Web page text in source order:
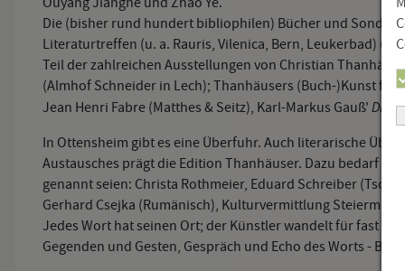
Die (bisher rund hundert bibliophilen) Bücher und
Literaturtreffen (u. a. Rauris, Vilenica, Bern, Leukerbad)
Teil der zahlreichen Ausstellungen von Christian
(Almhof Schneider in Lech); Thanhäusers (Buch-)Kunst
Jean Henri Fabre (Matthes & Seitz), Karl-Markus Gauß' Die
In Ottensheim gibt es eine Überfuhr. Auch literarische
Austausches prägt die Edition Thanhäuser. Dazu bedarf es
genannt seien: Christa Rothmeier, Eduard Schreiber
Gerhard Csejka (Rumänisch), Kulturvermittlung Steiermark.
Jedes Wort hat seinen Ort; der Künstler wandelt für fast
Gegenden und Gesten, Gespräch und Echo des Worts -